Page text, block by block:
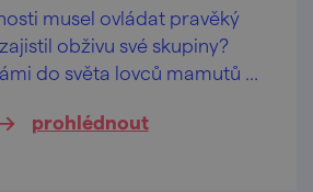
musel ovládat pravěký
obživu své skupiny?
do světa lovců mamutů a
našich předků.
prohlédnout